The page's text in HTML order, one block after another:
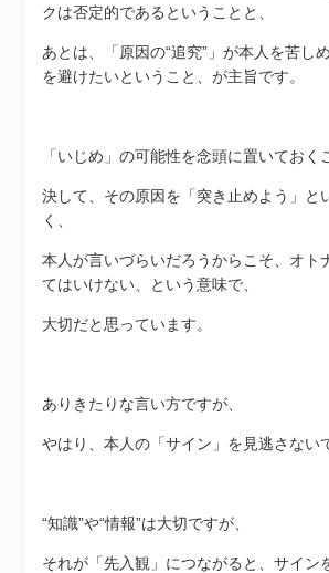
クは否定的であるということと、
あとは、「原因の“追究”」が本人を苦し
を避けたいということ、が主旨です。
「いじめ」の可能性を念頭に置いておく
決して、その原因を「突き止めよう」と
く、
本人が言いづらいだろうからこそ、オト
てはいけない、という意味で、
大切だと思っています。
ありきたりな言い方ですが、
やはり、本人の「サイン」を見逃さない
“知識”や“情報”は大切ですが、
それが「先入観」につながると、サイン